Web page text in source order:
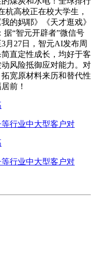
杭高校正在校大学生，
的妈耶》《天才逛戏》
据“智元开辟者”微信号
月27日，智元AI发布周
直定性成长，均好于客
风险抵御应对能力。对
宽原材料来历和替代性
前！
行业中大型客户对
行业中大型客户对